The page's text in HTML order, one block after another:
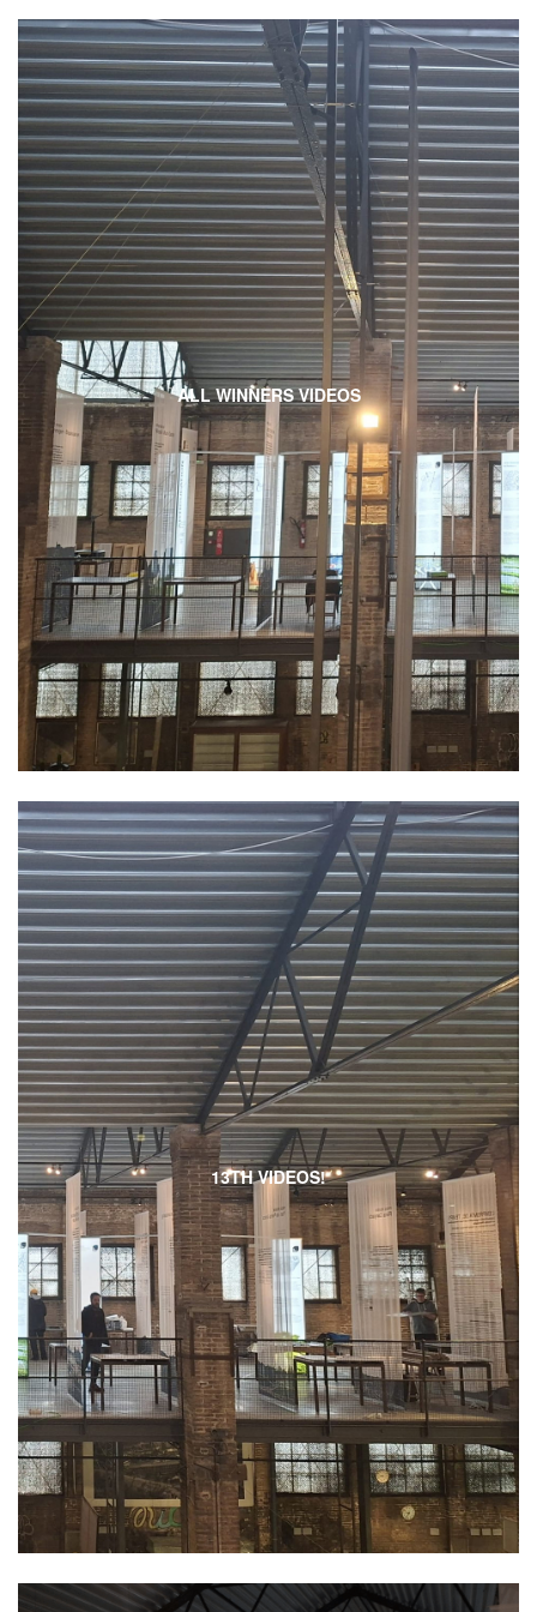
ALL WINNERS VIDEOS
13TH VIDEOS!